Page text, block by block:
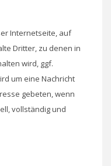
Internetseite, auf
Dritter, zu denen in
wird, ggf.
um eine Nachricht
gebeten, wenn
vollständig und